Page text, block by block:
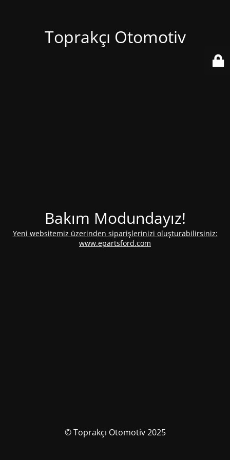
Toprakçı Otomotiv
Bakım Modundayız!
Yeni websitemiz üzerinden siparişlerinizi oluşturabilirsiniz:
www.epartsford.com
© Toprakçı Otomotiv 2025